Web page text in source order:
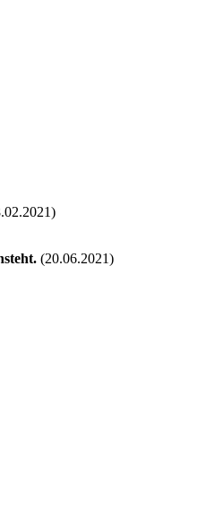
(20.06.2021)